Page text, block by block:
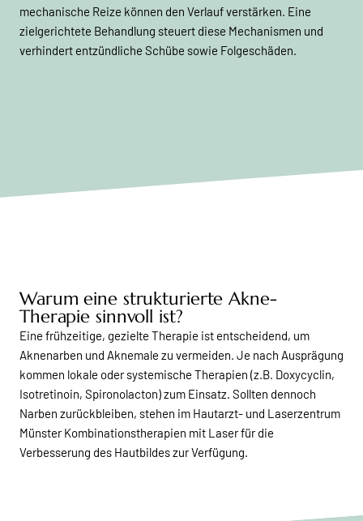
mechanische Reize können den Verlauf verstärken. Eine
zielgerichtete Behandlung steuert diese Mechanismen und
verhindert entzündliche Schübe sowie Folgeschäden.
Warum eine strukturierte Akne-
Therapie sinnvoll ist?
Eine frühzeitige, gezielte Therapie ist entscheidend, um
Aknenarben und Aknemale zu vermeiden. Je nach Ausprägung
kommen lokale oder systemische Therapien (z.B. Doxycyclin,
Isotretinoin, Spironolacton) zum Einsatz. Sollten dennoch
Narben zurückbleiben, stehen im Hautarzt- und Laserzentrum
Münster Kombinationstherapien mit Laser für die
Verbesserung des Hautbildes zur Verfügung.